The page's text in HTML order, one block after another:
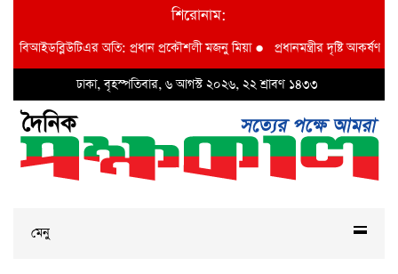
শিরোনাম:
বিআইডব্লিউটিএর অতি: প্রধান প্রকৌশলী মজনু মিয়া●প্রধানমন্ত্রীর দৃষ্টি আকর্ষণ বি
ঢাকা, বৃহস্পতিবার, ৬ আগস্ট ২০২৬, ২২ শ্রাবণ ১৪৩৩
মেনু